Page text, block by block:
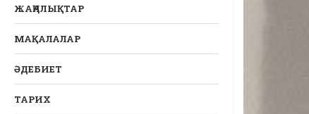
ЖАҢАЛЫҚТАР
МАҚАЛАЛАР
ӘДЕБИЕТ
ТАРИХ